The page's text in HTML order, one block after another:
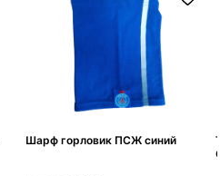
Шарф горловик ПСЖ синий